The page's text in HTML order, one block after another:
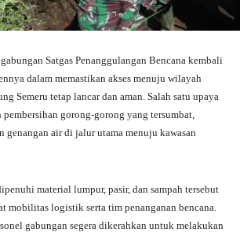
Satgas Penanggulangan Bencana kembali
dalam memastikan akses menuju wilayah
Semeru tetap lancar dan aman. Salah satu upaya
gorong-gorong yang tersumbat,
genangan air di jalur utama menuju kawasan
material lumpur, pasir, dan sampah tersebut
mobilitas logistik serta tim penanganan bencana.
gabungan segera dikerahkan untuk melakukan